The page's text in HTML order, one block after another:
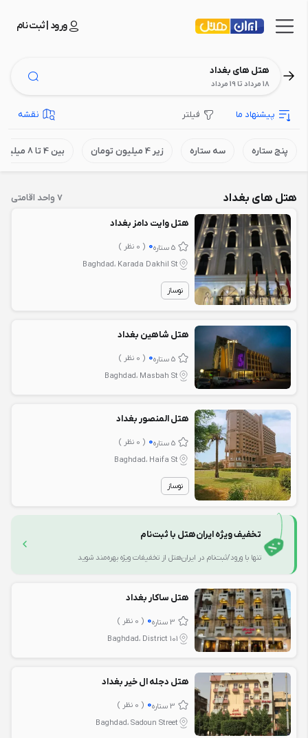
ورود | ثبت نام
هتل های بغداد
18 مرداد تا 19 مرداد
پیشنهاد ما فیلتر نقشه
پنج ستاره سه ستاره زیر 4 میلیون تومان بین 4 تا 8 میلیون تومان
هتل های بغداد 7 واحد اقامتی
هتل وایت دامز بغداد
5 ستاره 0 ( 0 نظر )
Baghdad، Karada Dakhil St
نوساز
هتل شاهین بغداد
5 ستاره 0 ( 0 نظر )
Baghdad، Masbah St
هتل المنصور بغداد
5 ستاره 0 ( 0 نظر )
Baghdad، Haifa St
نوساز
تخفیف ویژه ایران‌هتل با ثبت‌نام
تنها با ورود/ثبت‌نام در ایران‌هتل از تخفیفات ویژه بهره‌مند شوید
هتل ساکار بغداد
3 ستاره 0 ( 0 نظر )
Baghdad، District 101
هتل دجله ال خیر بغداد
3 ستاره 0 ( 0 نظر )
Baghdad، Sadoun Street